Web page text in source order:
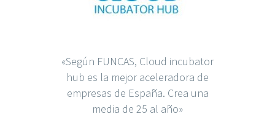
«Según FUNCAS, Cloud incubator
hub es la mejor aceleradora de
empresas de España. Crea una
media de 25 al año»